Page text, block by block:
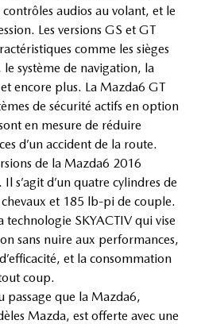
audios au volant, et le
Les versions GS et GT
comme les sièges
système de navigation, la
encore plus. La Mazda6 GT
de sécurité actifs en option
en mesure de réduire
d’un accident de la route.
de la Mazda6 2016
s’agit d’un quatre cylindres de
et 185 lb-pi de couple.
SKYACTIV qui vise
sans nuire aux performances,
et la consommation
coup.
passage que la Mazda6,
Mazda, est offerte avec une